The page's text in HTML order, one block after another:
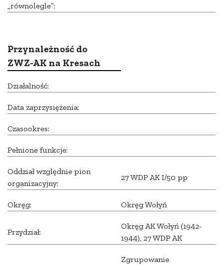
„równolegle”:
Przynależność do
ZWZ-AK na Kresach
Działalność:
Data zaprzysiężenia:
Czasookres:
Pełnione funkcje:
Oddział względnie pion
organizacyjny:
27 WDP AK I/50 pp
Okręg: Okręg Wołyń
Przydział:
Okręg AK Wołyń (1942-
1944), 27 WDP AK
Zgrupowanie